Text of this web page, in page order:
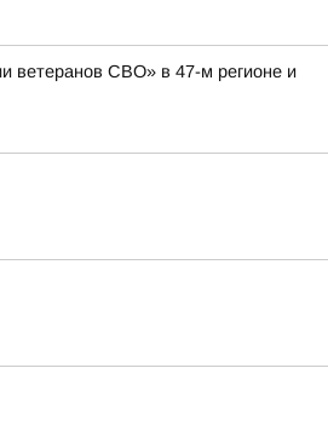
ветеранов СВО» в 47-м регионе и